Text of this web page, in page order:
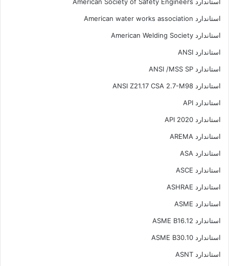
استاندارد American water works association
استاندارد American Welding Society
استاندارد ANSI
استاندارد ANSI /MSS SP
استاندارد ANSI Z21.17 CSA 2.7-M98
استاندارد API
استاندارد API 2020
استاندارد AREMA
استاندارد ASA
استاندارد ASCE
استاندارد ASHRAE
استاندارد ASME
استاندارد ASME B16.12
استاندارد ASME B30.10
استاندارد ASNT